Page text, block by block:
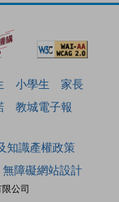
小學生
家長
教城電子報
公司
知識產權政策
無障礙網站設計